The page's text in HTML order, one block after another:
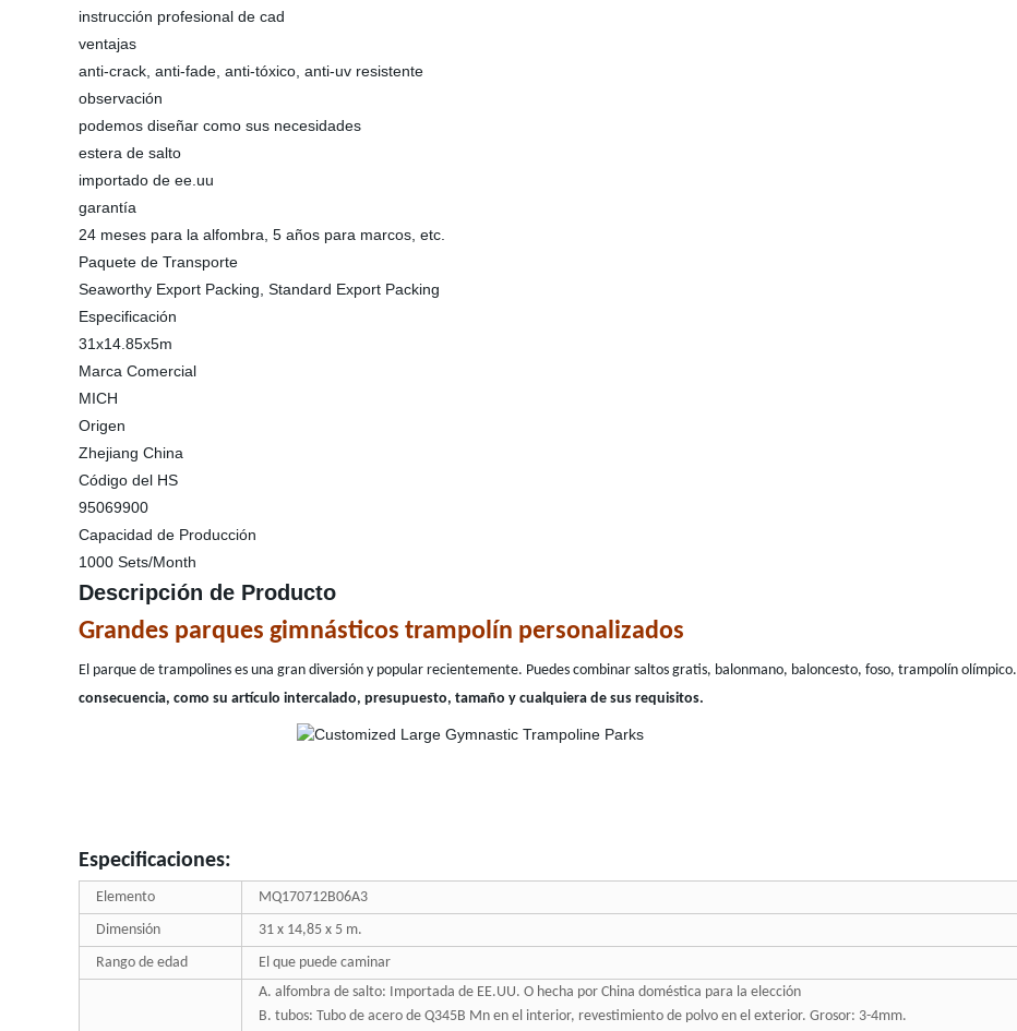
instrucción profesional de cad
ventajas
anti-crack, anti-fade, anti-tóxico, anti-uv resistente
observación
podemos diseñar como sus necesidades
estera de salto
importado de ee.uu
garantía
24 meses para la alfombra, 5 años para marcos, etc.
Paquete de Transporte
Seaworthy Export Packing, Standard Export Packing
Especificación
31x14.85x5m
Marca Comercial
MICH
Origen
Zhejiang China
Código del HS
95069900
Capacidad de Producción
1000 Sets/Month
Descripción de Producto
Grandes parques gimnásticos trampolín personalizados
El parque de trampolines es una gran diversión y popular recientemente. Puedes combinar saltos gratis, balonmano, baloncesto, foso, trampolín olímpico.
consecuencia, como su artículo intercalado, presupuesto, tamaño y cualquiera de sus requisitos.
Especificaciones:
Elemento
MQ170712B06A3
Dimensión
31 x 14,85 x 5 m.
Rango de edad
El que puede caminar
A. alfombra de salto: Importada de EE.UU. O hecha por China doméstica para la elección
B. tubos: Tubo de acero de Q345B Mn en el interior, revestimiento de polvo en el exterior. Grosor: 3-4mm.